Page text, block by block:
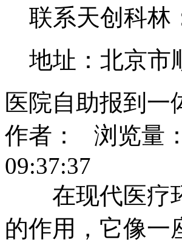
联系天创科林
地址：北京市
医院自助报到一
作者： 浏览量
09:37:37
在现代医疗环
的作用，它像一